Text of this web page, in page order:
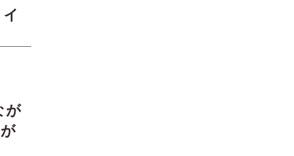
イ
が